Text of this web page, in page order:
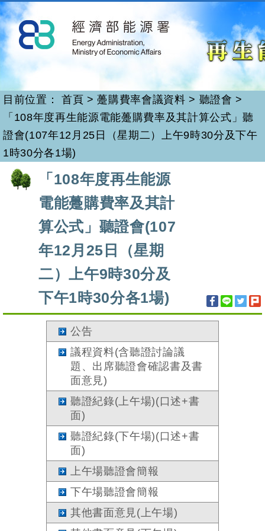
跳
到
主
要
內
再生能源
目前位置： 首頁 > 躉購費率會議資料 > 聽證會 >
「108年度再生能源電能躉購費率及其計算公式」聽
證會(107年12月25日（星期二）上午9時30分及下午
1時30分各1場)
「108年度再生能源
電能躉購費率及其計
算公式」聽證會(107
年12月25日（星期
二）上午9時30分及
下午1時30分各1場)
公告
議程資料(含聽證討論議
題、出席聽證會確認書及書
面意見)
聽證紀錄(上午場)(口述+書
面)
聽證紀錄(下午場)(口述+書
面)
上午場聽證會簡報
下午場聽證會簡報
其他書面意見(上午場)